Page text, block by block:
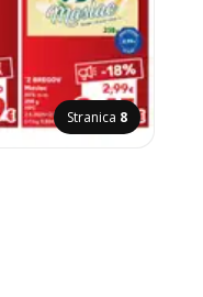
Stranica 8